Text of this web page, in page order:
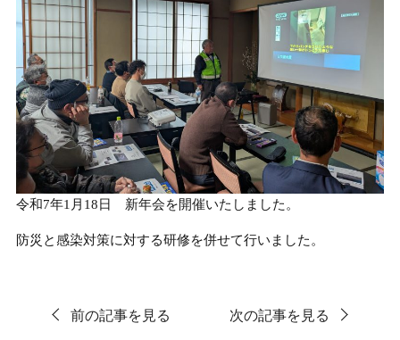
令和7年1月18日 新年会を開催いたしました。
防災と感染対策に対する研修を併せて行いました。
前の記事を見る 次の記事を見る